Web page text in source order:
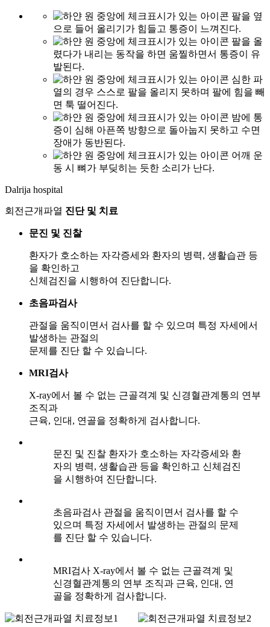
팔을 옆
으로 들어 올리기가 힘들고 통증이 느껴진다.
팔을 올
렸다가 내리는 동작을 하면 움찔하면서 통증이 유
발된다.
심한 파
열의 경우 스스로 팔을 올리지 못하며 팔에 힘을 빼
면 툭 떨어진다.
밤에 통
증이 심해 아픈쪽 방향으로 돌아눕지 못하고 수면
장애가 동반된다.
어깨 운
동 시 뼈가 부딪히는 듯한 소리가 난다.
Dalrija hospital
회전근개파열 진단 및 치료
문진 및 진찰
환자가 호소하는 자각증세와 환자의 병력, 생활습관 등
을 확인하고
신체검진을 시행하여 진단합니다.
초음파검사
관절을 움직이면서 검사를 할 수 있으며 특정 자세에서
발생하는 관절의
문제를 진단 할 수 있습니다.
MRI검사
X-ray에서 볼 수 없는 근골격계 및 신경혈관계통의 연부
조직과
근육, 인대, 연골을 정확하게 검사합니다.
문진 및 진찰 환자가 호소하는 자각증세와 환
자의 병력, 생활습관 등을 확인하고 신체검진
을 시행하여 진단합니다.
초음파검사 관절을 움직이면서 검사를 할 수
있으며 특정 자세에서 발생하는 관절의 문제
를 진단 할 수 있습니다.
MRI검사 X-ray에서 볼 수 없는 근골격계 및
신경혈관계통의 연부 조직과 근육, 인대, 연
골을 정확하게 검사합니다.